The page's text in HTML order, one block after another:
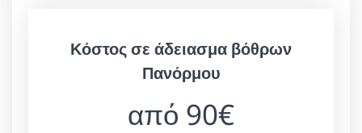
Κόστος σε άδειασμα βόθρων
Πανόρμου
από 90€